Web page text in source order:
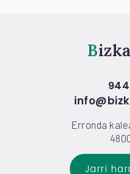
944
Erronda
Jarri